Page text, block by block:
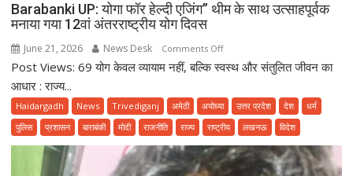
Barabanki UP: योगा फॉर हेल्दी एजिंग” थीम के साथ उत्साहपूर्वक
मनाया गया 12वां अंतरराष्ट्रीय योग दिवस
June 21, 2026 News Desk Comments Offon
Barabanki
योगा
फॉर
हेल्दी
एजिंग”
थीम
Post Views: 69 योग केवल व्यायाम नहीं, बल्कि स्वस्थ और संतुलित जीवन का
आधार : राज्य...
Haidargadh News Trivediganj अमेठी अयोध्या उत्तर प्रदेश देश
धर्म
पुलिस
प्रशासन बाराबंकी मोदी राजनीति राज्य राष्ट्रीय लखनऊ विदेश